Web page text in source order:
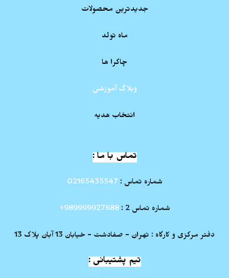
جدیدترین محصولات
ماه تولد
چاکرا ها
وبلاگ آموزشی
انتخاب هدیه
تماس با ما :
شماره تماس : 02165435547
شماره تماس 2 : 989999927688+
دفتر مرکزی و کارگاه : تهران - صفادشت - خیابان 13 آبان پلاک 13
تیم پشتیبانی :